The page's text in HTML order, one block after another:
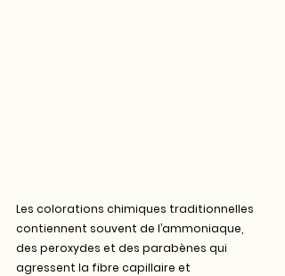
Les colorations chimiques traditionnelles
contiennent souvent de l’ammoniaque,
des peroxydes et des parabènes qui
agressent la fibre capillaire et